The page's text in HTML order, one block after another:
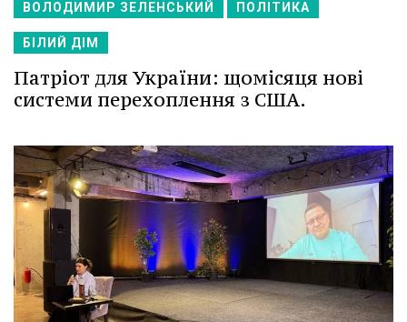
ВОЛОДИМИР ЗЕЛЕНСЬКИЙ ПОЛІТИКА
БІЛИЙ ДІМ
Патріот для України: щомісяця нові
системи перехоплення з США.